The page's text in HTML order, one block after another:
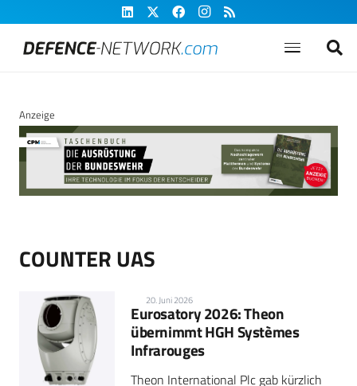
Anzeige
COUNTER UAS
20. Juni 2026
Eurosatory 2026: Theon
übernimmt HGH Systèmes
Infrarouges
Theon International Plc gab kürzlich